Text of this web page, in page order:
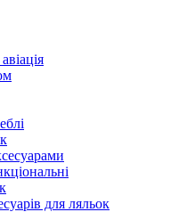
для ляльок